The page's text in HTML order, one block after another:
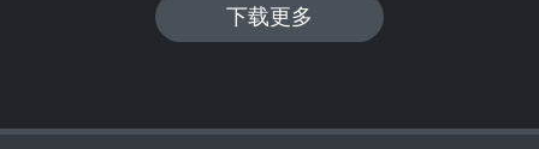
下载更多